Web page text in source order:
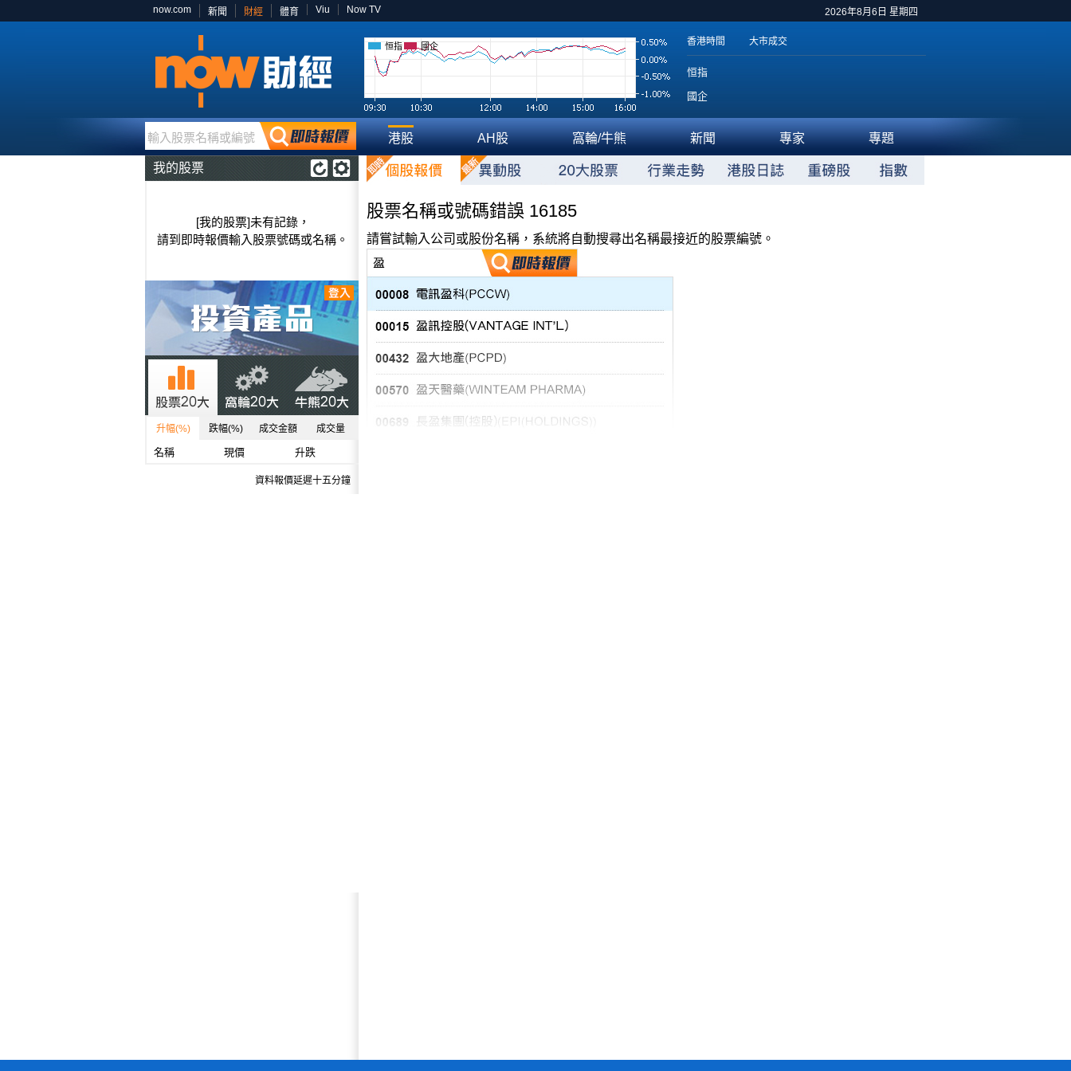
2026年8月6日 星期四
now.com 新聞 財經 體育 Viu Now TV
恒指 國企 香港時間 大市成交
恒指
國企
輸入股票名稱或編號 港股 AH股 窩輪/牛熊 新聞 專家 專題
我的股票
[我的股票]未有記錄，
請到即時報價輸入股票號碼或名稱。
升幅(%) 跌幅(%) 成交金額 成交量
名稱 現價 升跌
資料報價延遲十五分鐘
股票名稱或號碼錯誤 16185
請嘗試輸入公司或股份名稱，系統將自動搜尋出名稱最接近的股票編號。